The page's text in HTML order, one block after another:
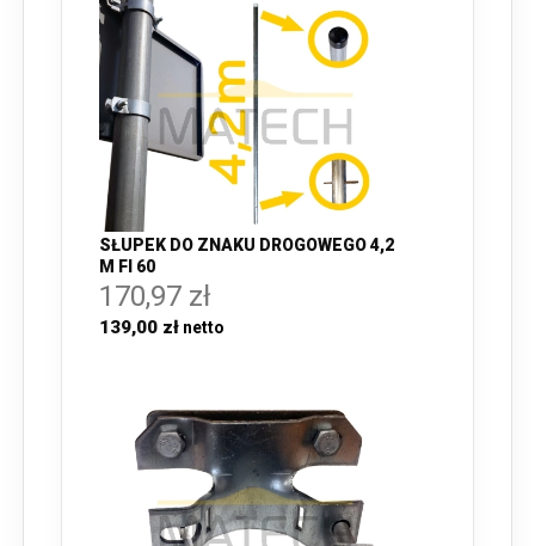
SŁUPEK DO ZNAKU DROGOWEGO 4,2
M FI 60
170,97 zł
139,00 zł